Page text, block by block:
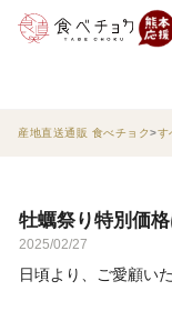
産地直送通販 食べチョク す
牡蠣祭り特別価
2025/02/27
日頃より、ご愛顧い